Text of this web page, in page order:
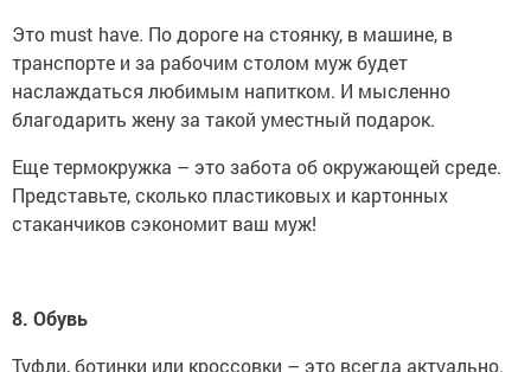
Это must have. По дороге на стоянку, в машине, в
транспорте и за рабочим столом муж будет
наслаждаться любимым напитком. И мысленно
благодарить жену за такой уместный подарок.
Еще термокружка – это забота об окружающей среде.
Представьте, сколько пластиковых и картонных
стаканчиков сэкономит ваш муж!
8. Обувь
Туфли, ботинки или кроссовки – это всегда актуально.